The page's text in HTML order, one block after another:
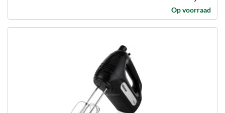
Op voorraad